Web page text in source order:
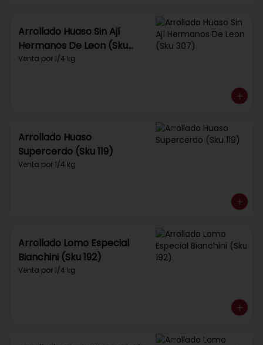
Arrollado Huaso Sin Ají
Hermanos De Leon (Sku
307)
Venta por 1/4 kg.
Arrollado Huaso
Supercerdo (Sku 119)
Venta por 1/4 kg.
Arrollado Lomo Especial
Bianchini (Sku 192)
Venta por 1/4 kg.